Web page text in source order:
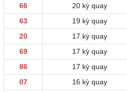
66
20 kỳ quay
63
19 kỳ quay
20
17 kỳ quay
69
17 kỳ quay
86
17 kỳ quay
07
16 kỳ quay